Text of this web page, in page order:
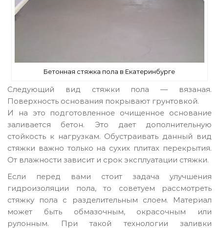
Бетонная стяжка пола в Екатеринбурге
Следующий вид стяжки пола — вязаная.
Поверхность основания покрывают грунтовкой.
И на это подготовленное очищенное основание
заливается бетон. Это дает дополнительную
стойкость к нагрузкам. Обустраивать данный вид
стяжки важно только на сухих плитах перекрытия.
От влажности зависит и срок эксплуатации стяжки.
Если перед вами стоит задача улучшения
гидроизоляции пола, то советуем рассмотреть
стяжку пола с разделительным слоем. Материал
может быть обмазочным, окрасочным или
рулонным. При такой технологии заливки